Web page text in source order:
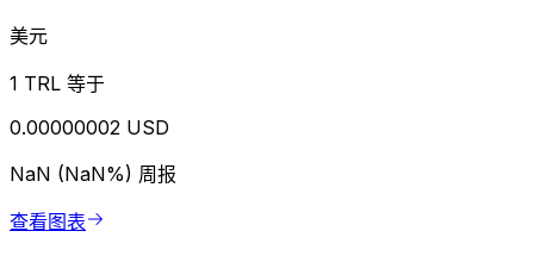
美元
1 TRL 等于
0.00000002 USD
NaN (NaN%) 周报
查看图表